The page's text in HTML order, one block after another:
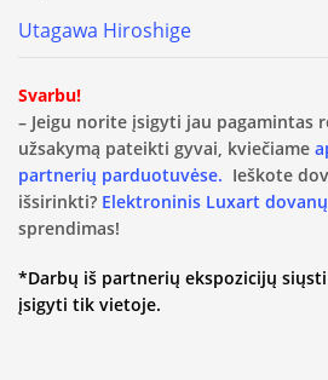
Utagawa Hiroshige
Svarbu!
– Jeigu norite įsigyti jau pagamintas
užsakymą pateikti gyvai, kviečiame
partnerių parduotuvėse. Ieškote
išsirinkti? Elektroninis Luxart
sprendimas!
*Darbų iš partnerių ekspozicijų
įsigyti tik vietoje.